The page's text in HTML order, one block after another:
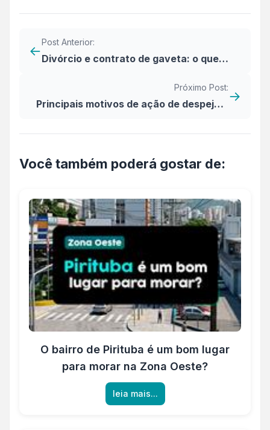
←
Post Anterior:
Divórcio e contrato de gaveta: o que
Próximo Post:
Principais motivos de ação de despejo e →
Você também poderá gostar de:
O bairro de Pirituba é um bom lugar
para morar na Zona Oeste?
leia mais...